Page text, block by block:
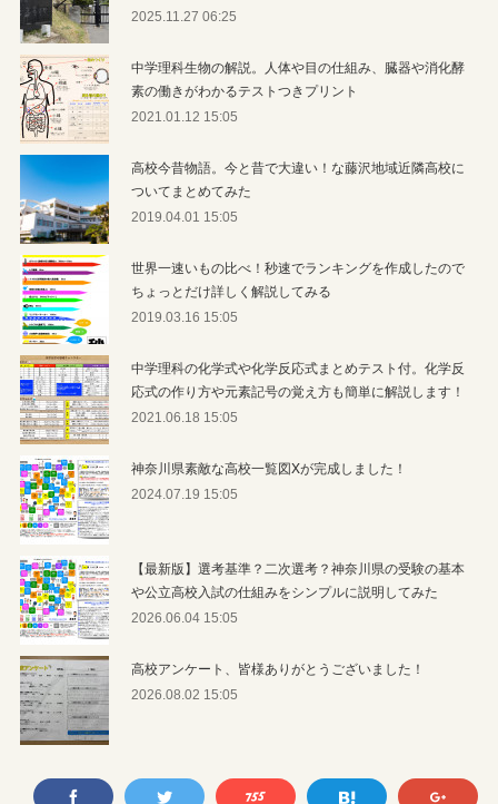
2025.11.27 06:25
中学理科生物の解説。人体や目の仕組み、臓器や消化酵
素の働きがわかるテストつきプリント
2021.01.12 15:05
高校今昔物語。今と昔で大違い！な藤沢地域近隣高校に
ついてまとめてみた
2019.04.01 15:05
世界一速いもの比べ！秒速でランキングを作成したので
ちょっとだけ詳しく解説してみる
2019.03.16 15:05
中学理科の化学式や化学反応式まとめテスト付。化学反
応式の作り方や元素記号の覚え方も簡単に解説します！
2021.06.18 15:05
神奈川県素敵な高校一覧図Xが完成しました！
2024.07.19 15:05
【最新版】選考基準？二次選考？神奈川県の受験の基本
や公立高校入試の仕組みをシンプルに説明してみた
2026.06.04 15:05
高校アンケート、皆様ありがとうございました！
2026.08.02 15:05